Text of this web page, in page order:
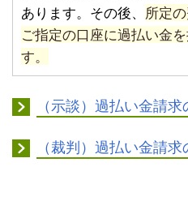
あります。その後、 所定
ご指定の口座に過払い金
す。
（示談）過払い金請
（裁判）過払い金請